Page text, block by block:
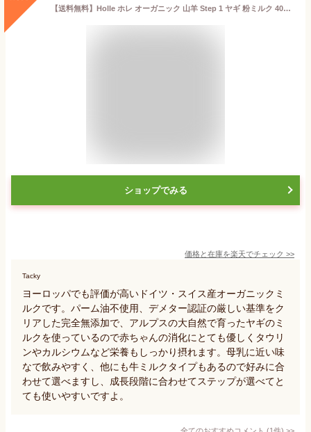
【送料無料】Holle ホレ オーガニック 山羊 Step 1 ヤギ 粉ミルク 400g 0ヶ月〜6ヶ月 海外通販
ショップでみる
価格と在庫を楽天でチェック >>
Tacky
ヨーロッパでも評価が高いドイツ・スイス産オーガニックミ
ルクです。パーム油不使用、デメター認証の厳しい基準をク
リアした完全無添加で、アルプスの大自然で育ったヤギのミ
ルクを使っているので赤ちゃんの消化にとても優しくタウリ
ンやカルシウムなど栄養もしっかり摂れます。母乳に近い味
なで飲みやすく、他にも牛ミルクタイプもあるので好みに合
わせて選べますし、成長段階に合わせてステップが選べてと
ても使いやすいですよ。